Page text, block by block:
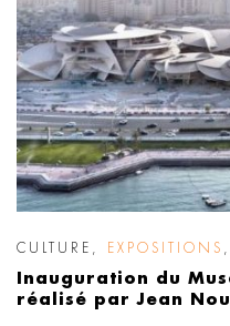
CULTURE , EXPOSITIONS
Inauguration du
réalisé par Jean